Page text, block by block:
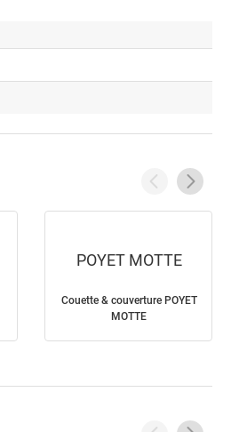
POYET MOTTE
Couette & couverture POYET
MOTTE